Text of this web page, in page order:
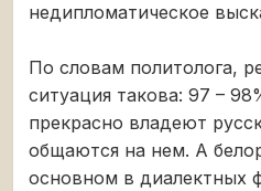
недипломатическое
По словам политолога,
ситуация такова: 97 –
прекрасно владеют
общаются на нем. А
основном в диалектных